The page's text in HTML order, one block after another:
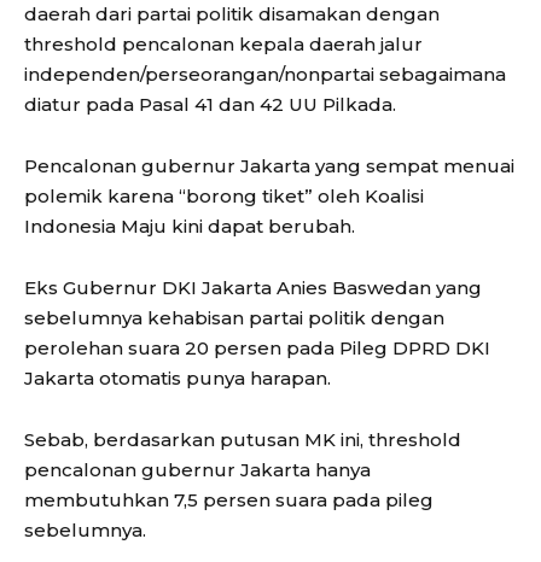
daerah dari partai politik disamakan dengan
threshold pencalonan kepala daerah jalur
independen/perseorangan/nonpartai sebagaimana
diatur pada Pasal 41 dan 42 UU Pilkada.
Pencalonan gubernur Jakarta yang sempat menuai
polemik karena “borong tiket” oleh Koalisi
Indonesia Maju kini dapat berubah.
Eks Gubernur DKI Jakarta Anies Baswedan yang
sebelumnya kehabisan partai politik dengan
perolehan suara 20 persen pada Pileg DPRD DKI
Jakarta otomatis punya harapan.
Sebab, berdasarkan putusan MK ini, threshold
pencalonan gubernur Jakarta hanya
membutuhkan 7,5 persen suara pada pileg
sebelumnya.